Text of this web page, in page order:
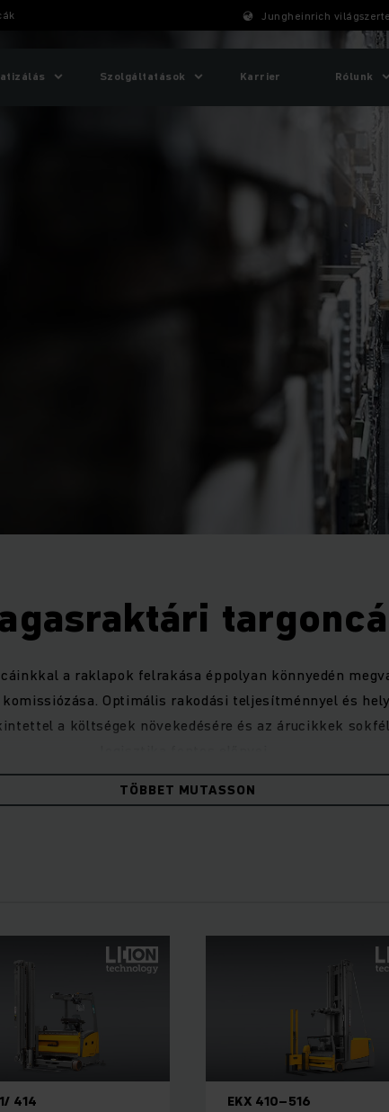
Jungheinrich világszerte
Szolgáltatások Karrier Rólunk
a raklapok felrakása éppolyan könnyedén
Optimális rakodási teljesítménnyel és
a költségek növekedésére és az árucikkek
automatizált használatra is
raktárának gazdasági hatékonyságát teljesen
TÖBBET MUTASSON
414 EKX 410–516